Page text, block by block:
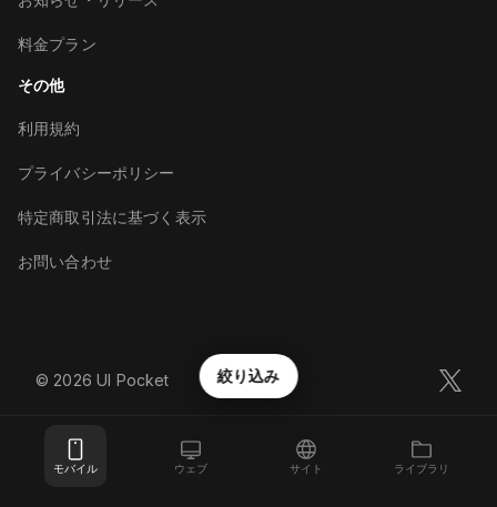
モバイル ウェブ サイト ライブラリ
絞り込み
料金プラン
その他
利用規約
プライバシーポリシー
特定商取引法に基づく表示
お問い合わせ
©︎ 2026 UI Pocket